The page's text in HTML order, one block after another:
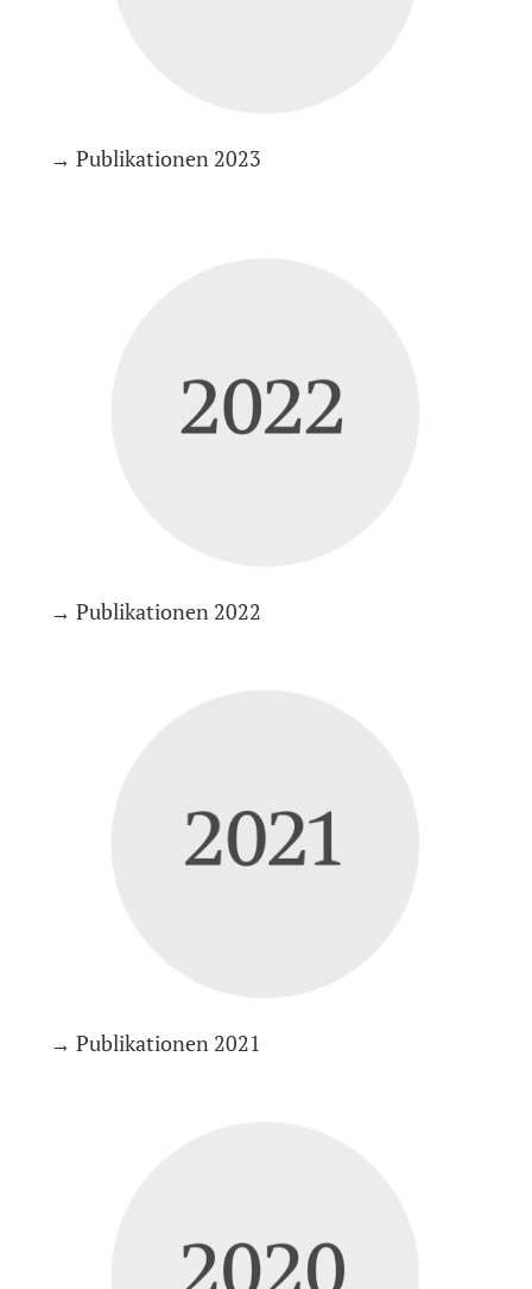
→ Publikationen 2023
→ Publikationen 2022
→ Publikationen 2021